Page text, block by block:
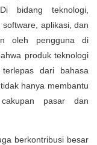
bidang teknologi,
aplikasi, dan
oleh pengguna di
produk teknologi
dari bahasa
hanya membantu
pasar dan
berkontribusi besar